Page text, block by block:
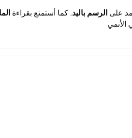
على الرسم باليد. كما أستمتع بقراءة
الأنمي